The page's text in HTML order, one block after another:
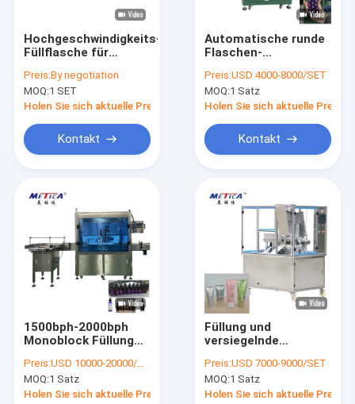
Fabrik-Ausflug
Qualitätskontrolle
Treten Sie mit uns in Verbindung
Fordern Sie ein Zitat
FlaschenFüllmaschine
FLASCHEN-MIT EINER KAPPE BEDECKENDE MASCHINE
Etikettiermaschine der Flasche
Flaschenwaschmaschine
Hochgeschwindigkeits-
Füllflasche für
Etikettieren,
Boxmaschine
1800BPH
Preis:By negotiation
MOQ:1 SET
Holen Sie sich aktuelle Preis
Kontakt
Automatische runde
Flaschen-
SS, Lippenstift-
Unterseiten-
Aufkleber-
Preis:USD 4000-8000/SET
MOQ:1 Satz
Holen Sie sich aktuelle Preis
Kontakt
1500bph-2000bph
Monoblock Füllung
bedeckende
Maschine für Flasche
des ätherischen Öls
Preis:USD 10000-20000/SET
MOQ:1 Satz
Holen Sie sich aktuelle Preis
Füllung und
versiegelnde
Kunststoffrohr-
1500Bph für
Handdesinfizierer
Preis:USD 7000-9000/SET
MOQ:1 Satz
Holen Sie sich aktuelle Preis